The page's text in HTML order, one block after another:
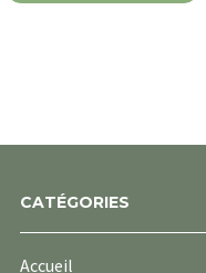
CATÉGORIES
Accueil